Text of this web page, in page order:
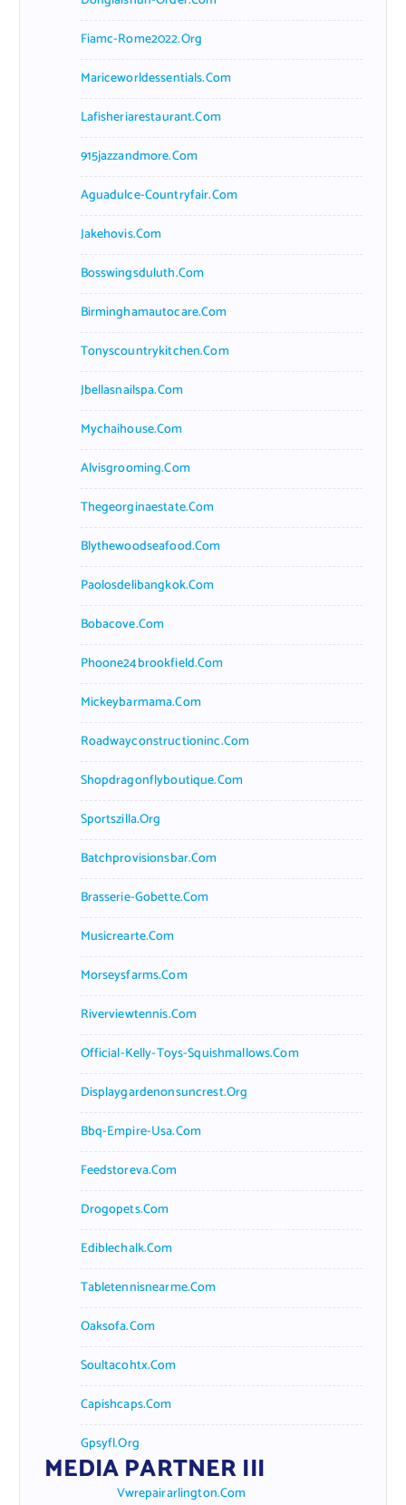
Fiamc-Rome2022.org
Mariceworldessentials.com
Lafisheriarestaurant.com
915jazzandmore.com
Aguadulce-Countryfair.com
Jakehovis.com
Bosswingsduluth.com
Birminghamautocare.com
Tonyscountrykitchen.com
Jbellasnailspa.com
Mychaihouse.com
Alvisgrooming.com
Thegeorginaestate.com
Blythewoodseafood.com
Paolosdelibangkok.com
Bobacove.com
Phoone24brookfield.com
Mickeybarmama.com
Roadwayconstructioninc.com
Shopdragonflyboutique.com
Sportszilla.org
Batchprovisionsbar.com
Brasserie-Gobette.com
Musicrearte.com
Morseysfarms.com
Riverviewtennis.com
Official-Kelly-Toys-Squishmallows.com
Displaygardenonsuncrest.org
Bbq-Empire-Usa.com
Feedstoreva.com
Drogopets.com
Ediblechalk.com
Tabletennisnearme.com
Oaksofa.com
Soultacohtx.com
Capishcaps.com
Gpsyfl.org
MEDIA PARTNER III
Vwrepairarlington.com